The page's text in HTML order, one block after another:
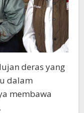
deras yang
dalam
membawa